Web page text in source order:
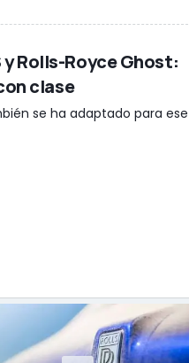
Rolls-Royce Ghost:
clase
se ha adaptado para ese